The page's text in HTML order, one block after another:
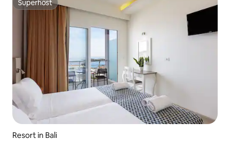
Superhost
Superhost
Resort in Bali